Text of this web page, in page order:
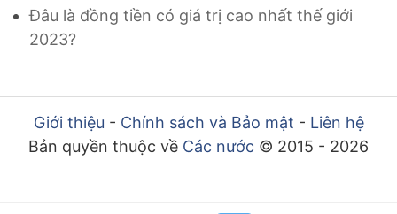
Đâu là đồng tiền có giá trị cao nhất thế giới
2023?
Giới thiệu - Chính sách và Bảo mật - Liên hệ
Bản quyền thuộc về Các nước © 2015 - 2026